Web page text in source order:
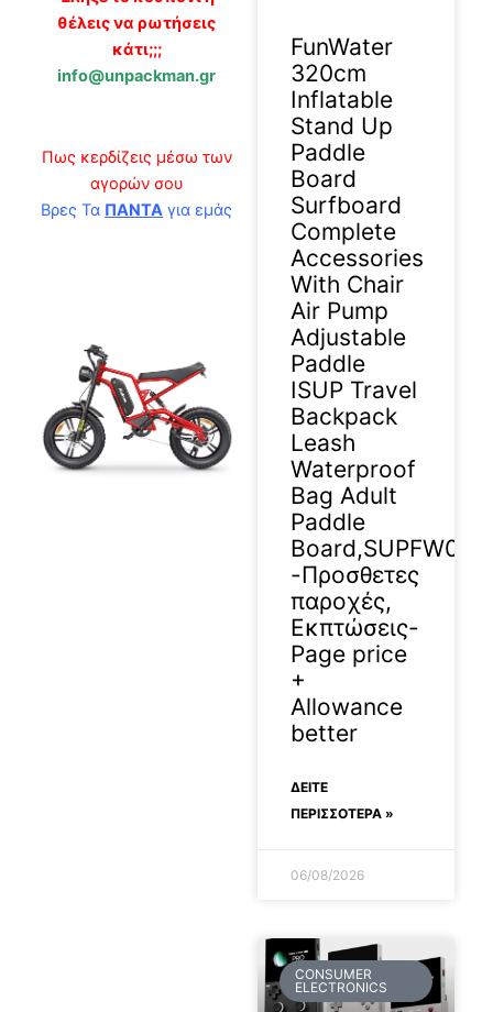
θέλεις να ρωτήσεις
κάτι;;;
info@unpackman.gr
Πως κερδίζεις μέσω των
αγορών σου
Βρες Τα ΠΑΝΤΑ για εμάς
FunWater
320cm
Inflatable
Stand Up
Paddle
Board
Surfboard
Complete
Accessories
With Chair
Air Pump
Adjustable
Paddle
ISUP Travel
Backpack
Leash
Waterproof
Bag Adult
Paddle
Board,SUPFW08C
-Προσθετες
παροχές,
Εκπτώσεις-
Page price
+
Allowance
better
ΔΕΊΤΕ
ΠΕΡΙΣΣΟΤΕΡΑ »
06/08/2026
CONSUMER
ELECTRONICS